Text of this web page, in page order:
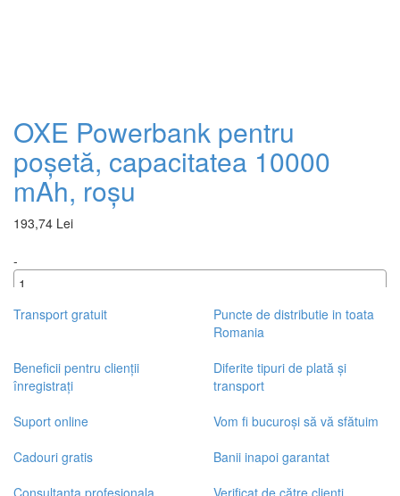
OXE Powerbank pentru
poșetă, capacitatea 10000
mAh, roșu
193,74 Lei
-
+
Transport gratuit
Puncte de distributie in toata
Romania
Beneficii pentru clienții
înregistrați
Diferite tipuri de plată și
transport
Suport online
Vom fi bucuroși să vă sfătuim
Cadouri gratis
Banii inapoi garantat
Consultanta profesionala
Verificat de către clienți